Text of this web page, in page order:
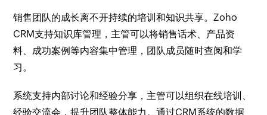
销售团队的成长离不开持续的培训和知识共享。Zoho
CRM支持知识库管理，主管可以将销售话术、产品资
料、成功案例等内容集中管理，团队成员随时查阅和学
习。
系统支持内部讨论和经验分享，主管可以组织在线培训、
经验交流会，提升团队整体能力。通过CRM系统的数据